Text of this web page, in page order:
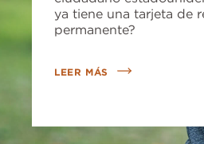
ya tiene una tarjeta de
permanente?
LEER MÁS